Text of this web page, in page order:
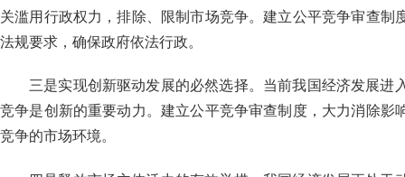
关滥用行政权力，排除、限制市场竞争。建立公平竞争审查
法规要求，确保政府依法行政。
三是实现创新驱动发展的必然选择。当前我国经济发展
竞争是创新的重要动力。建立公平竞争审查制度，大力消除
竞争的市场环境。